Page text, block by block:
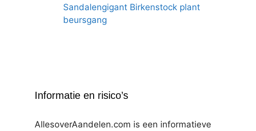
Sandalengigant Birkenstock plant
beursgang
Informatie en risico’s
AllesoverAandelen.com is een informatieve